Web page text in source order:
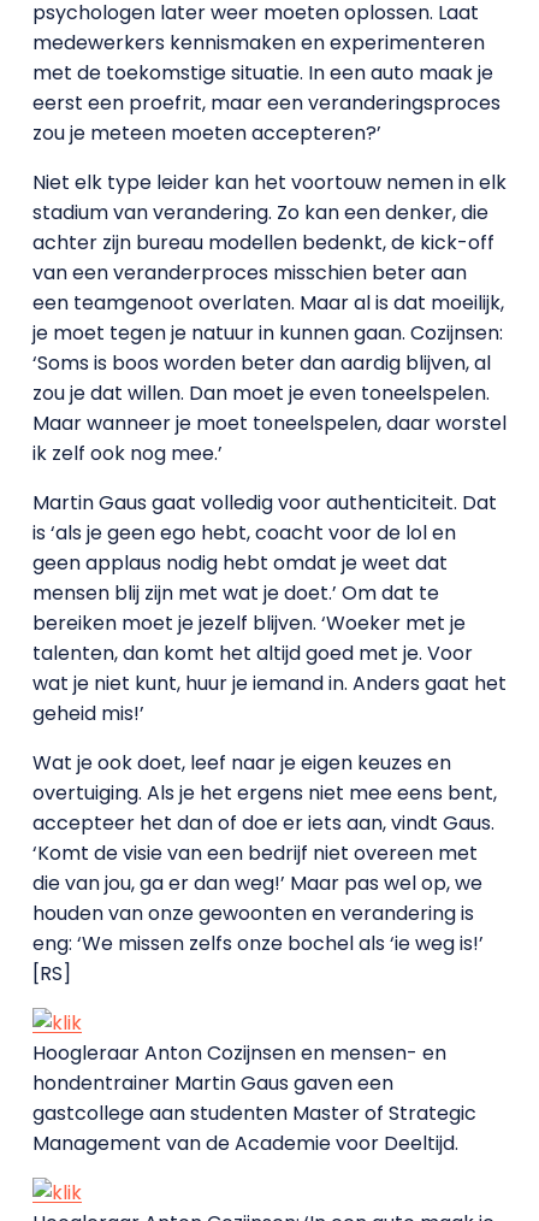
psychologen later weer moeten oplossen. Laat
medewerkers kennismaken en experimenteren
met de toekomstige situatie. In een auto maak je
eerst een proefrit, maar een veranderingsproces
zou je meteen moeten accepteren?’
Niet elk type leider kan het voortouw nemen in elk
stadium van verandering. Zo kan een denker, die
achter zijn bureau modellen bedenkt, de kick-off
van een veranderproces misschien beter aan
een teamgenoot overlaten. Maar al is dat moeilijk,
je moet tegen je natuur in kunnen gaan. Cozijnsen:
‘Soms is boos worden beter dan aardig blijven, al
zou je dat willen. Dan moet je even toneelspelen.
Maar wanneer je moet toneelspelen, daar worstel
ik zelf ook nog mee.’
Martin Gaus gaat volledig voor authenticiteit. Dat
is ‘als je geen ego hebt, coacht voor de lol en
geen applaus nodig hebt omdat je weet dat
mensen blij zijn met wat je doet.’ Om dat te
bereiken moet je jezelf blijven. ‘Woeker met je
talenten, dan komt het altijd goed met je. Voor
wat je niet kunt, huur je iemand in. Anders gaat het
geheid mis!’
Wat je ook doet, leef naar je eigen keuzes en
overtuiging. Als je het ergens niet mee eens bent,
accepteer het dan of doe er iets aan, vindt Gaus.
‘Komt de visie van een bedrijf niet overeen met
die van jou, ga er dan weg!’ Maar pas wel op, we
houden van onze gewoonten en verandering is
eng: ‘We missen zelfs onze bochel als ‘ie weg is!’
[RS]
Hoogleraar Anton Cozijnsen en mensen- en
hondentrainer Martin Gaus gaven een
gastcollege aan studenten Master of Strategic
Management van de Academie voor Deeltijd.